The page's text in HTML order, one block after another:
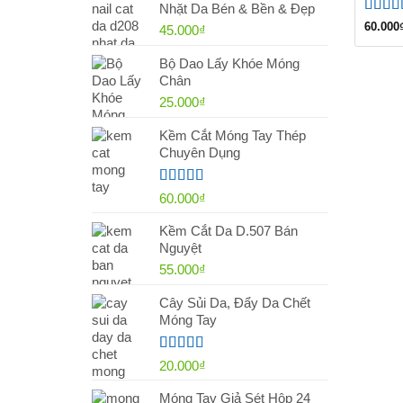
Nhặt Da Bén & Bền & Đẹp
45.000₫
Bộ Dao Lấy Khóe Móng
Chân
25.000₫
Kềm Cắt Móng Tay Thép
Chuyên Dụng
Được xếp
5 sao
60.000₫
Kềm Cắt Da D.507 Bán
Nguyệt
55.000₫
Cây Sủi Da, Đẩy Da Chết
Móng Tay
Được xếp
sao
20.000₫
Móng Tay Giả Sét Hộp 24
Được
60.000